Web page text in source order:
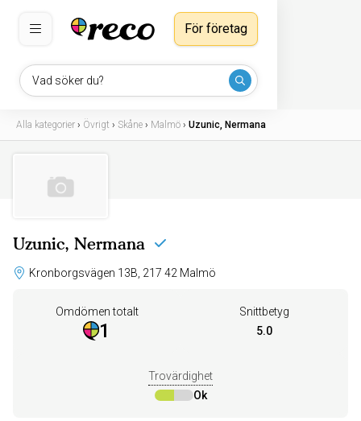
Vad söker du?
För företag
Alla kategorier › Övrigt › Skåne › Malmö › Uzunic, Nermana
Uzunic, Nermana
Kronborgsvägen 13B, 217 42 Malmö
Omdömen totalt
1
Snittbetyg
5.0
Trovärdighet
Ok